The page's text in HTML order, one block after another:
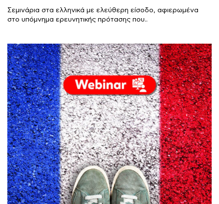
Σεμινάρια στα ελληνικά με ελεύθερη είσοδο, αφιερωμένα
στο υπόμνημα ερευνητικής πρότασης που..